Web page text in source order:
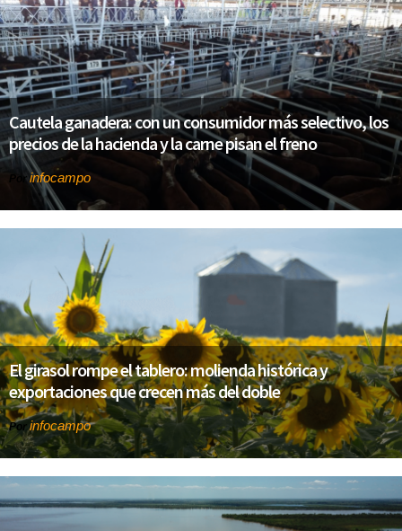
Cautela ganadera: con un consumidor más selectivo, los
precios de la hacienda y la carne pisan el freno
Por infocampo
El girasol rompe el tablero: molienda histórica y
exportaciones que crecen más del doble
Porinfocampo